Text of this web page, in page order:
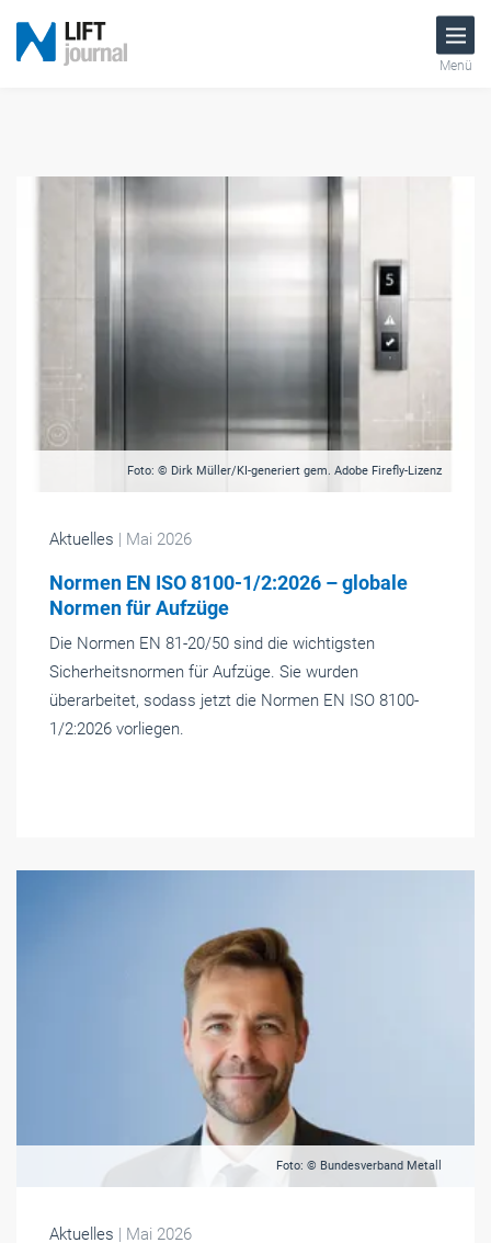
Menü
Foto: © Dirk Müller/KI-generiert gem. Adobe Firefly-Lizenz
Aktuelles | Mai 2026
Normen EN ISO 8100-1/2:2026 – globale
Normen für Aufzüge
Die Normen EN 81-20/50 sind die wichtigsten
Sicherheitsnormen für Aufzüge. Sie wurden
überarbeitet, sodass jetzt die Normen EN ISO 8100-
1/2:2026 vorliegen.
Foto: © Bundesverband Metall
Aktuelles | Mai 2026